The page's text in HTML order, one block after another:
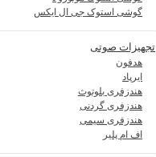
گوشی استوک جی ال ایکس
تجهیزات صوتی
هدفون
ایرپاد
هندزفری بلوتوث
هندزفری گردنی
هندزفری سیمی
اف ام پلیر